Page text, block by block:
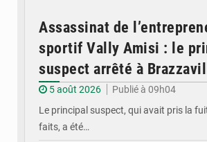
Assassinat de
sportif Vally Amisi : le
suspect arrêté à
5 août 2026
Publié à 09h04
Le principal suspect, qui avait pris la
faits, a été…